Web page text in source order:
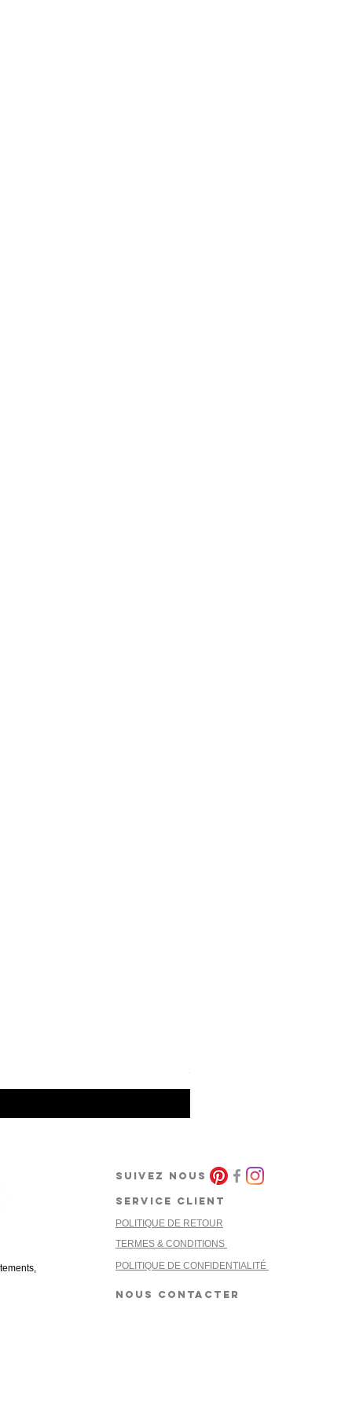
Prix
30,00 €
SUIVEZ NOUS
SERVICE CLIENT
POLITIQUE DE RETOUR
TERMES & CONDITIONS
POLITIQUE DE CONFIDENTIALITÉ
NOUS CONTACTER